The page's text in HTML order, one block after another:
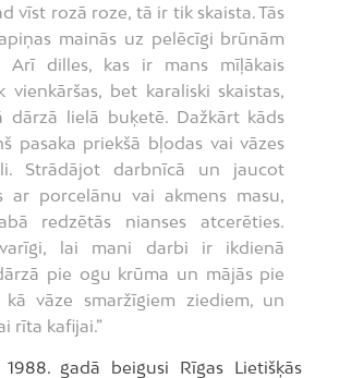
vīst rozā roze, tā ir tik skaista. Tās
mainās uz pelēcīgi brūnām
Arī dilles, kas ir mans mīļākais
vienkāršas, bet karaliski skaistas,
dārzā lielā buķetē. Dažkārt kāds
pasaka priekšā bļodas vai vāzes
Strādājot darbnīcā un jaucot
ar porcelānu vai akmens masu,
redzētās nianses atcerēties.
lai mani darbi ir ikdienā
pie ogu krūma un mājās pie
vāze smaržīgiem ziediem, un
rīta kafijai.”
gadā beigusi Rīgas Lietišķās